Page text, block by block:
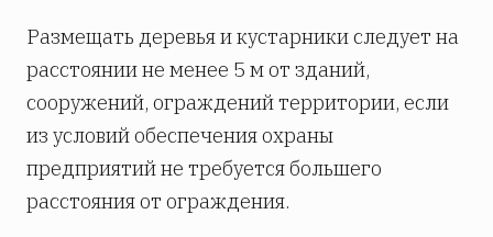
Размещать деревья и кустарники следует на
расстоянии не менее 5 м от зданий,
сооружений, ограждений территории, если
из условий обеспечения охраны
предприятий не требуется большего
расстояния от ограждения.